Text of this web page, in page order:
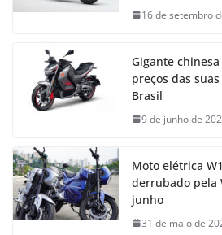
16 de setembro
Gigante
preços das
Brasil
9 de junho de
Moto elétrica
derrubado pela
junho
31 de maio de